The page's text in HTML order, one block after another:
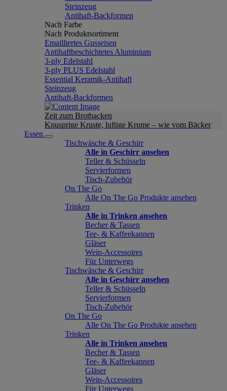
Steinzeug
Antihaft-Backformen
Nach Farbe
Nach Produktsortiment
Emailliertes Gusseisen
Antihaftbeschichtetes Aluminium
3-ply Edelstahl
3-ply PLUS Edelstahl
Essential Keramik-Antihaft
Steinzeug
Antihaft-Backformen
Zeit zum Brotbacken
Knusprige Kruste, luftige Krume – wie vom Bäcker
Essen
Tischwäsche & Geschirr
Alle in Geschirr ansehen
Teller & Schüsseln
Servierformen
Tisch-Zubehör
On The Go
Alle On The Go Produkte ansehen
Trinken
Alle in Trinken ansehen
Becher & Tassen
Tee- & Kaffeekannen
Gläser
Wein-Accessoires
Für Unterwegs
Tischwäsche & Geschirr
Alle in Geschirr ansehen
Teller & Schüsseln
Servierformen
Tisch-Zubehör
On The Go
Alle On The Go Produkte ansehen
Trinken
Alle in Trinken ansehen
Becher & Tassen
Tee- & Kaffeekannen
Gläser
Wein-Accessoires
Für Unterwegs